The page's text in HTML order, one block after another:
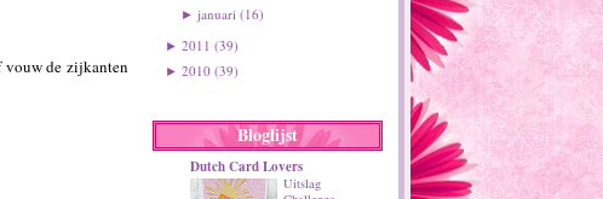
de zijkanten
►januari (16)
► 2011 (39)
► 2010 (39)
Bloglijst
Dutch Card Lovers
Uitslag